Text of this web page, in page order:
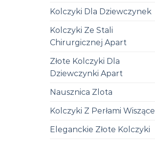
Kolczyki Dla Dziewczynek
Kolczyki Ze Stali
Chirurgicznej Apart
Złote Kolczyki Dla
Dziewczynki Apart
Nausznica Zlota
Kolczyki Z Perłami Wiszące
Eleganckie Złote Kolczyki